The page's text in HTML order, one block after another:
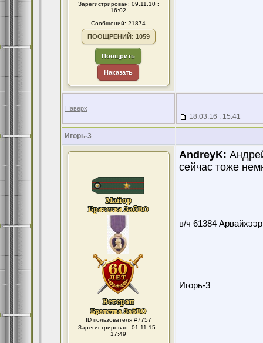
Зарегистрирован: 09.11.10 :
16:02
Сообщений: 21874
ПООЩРЕНИЙ: 1059
Поощрить
Наказать
Наверх
18.03.16 : 15:41
Игорь-3
ID пользователя #7757
Зарегистрирован: 01.11.15 :
17:49
AndreyK:
сейчас тоже
в/ч 61384
Игорь-3